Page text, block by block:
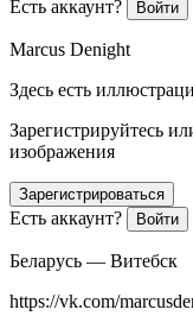
Есть аккаунт? Войти
Marcus Denight
Здесь есть
Зарегистрируйтесь
изображения
Зарегистрироваться
Есть аккаунт? Войти
Беларусь — Витебск
https://vk.com/